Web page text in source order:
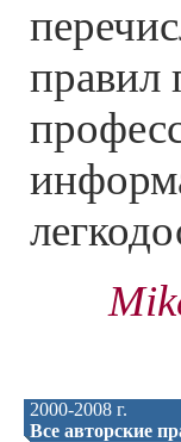
правил
2000-2008 г.
Все авторские